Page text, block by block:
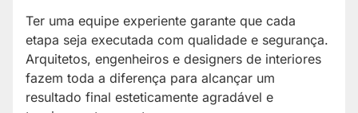
Ter uma equipe experiente garante que cada
etapa seja executada com qualidade e segurança.
Arquitetos, engenheiros e designers de interiores
fazem toda a diferença para alcançar um
resultado final esteticamente agradável e